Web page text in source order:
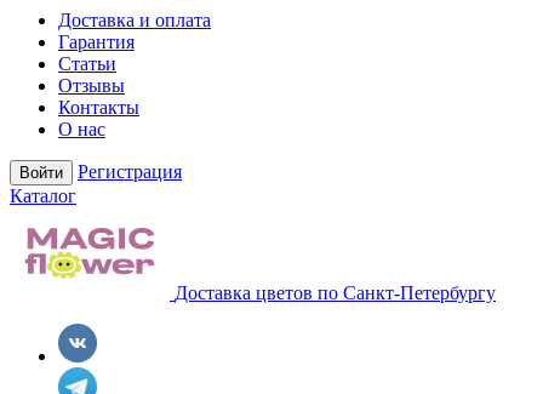
Доставка и оплата
Гарантия
Статьи
Отзывы
Контакты
О нас
Войти
Регистрация
Каталог
Доставка цветов по Санкт-Петербургу